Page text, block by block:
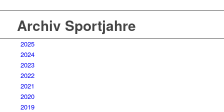
Archiv Sportjahre
2025
2024
2023
2022
2021
2020
2019